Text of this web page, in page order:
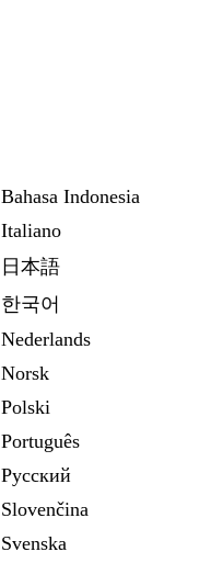
Bahasa Indonesia
Italiano
日本語
한국어
Nederlands
Norsk
Polski
Português
Русский
Slovenčina
Svenska